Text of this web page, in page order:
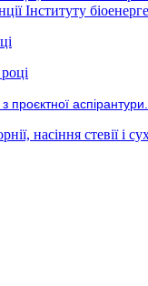
Інституту
аспірантури.
насіння стевії і